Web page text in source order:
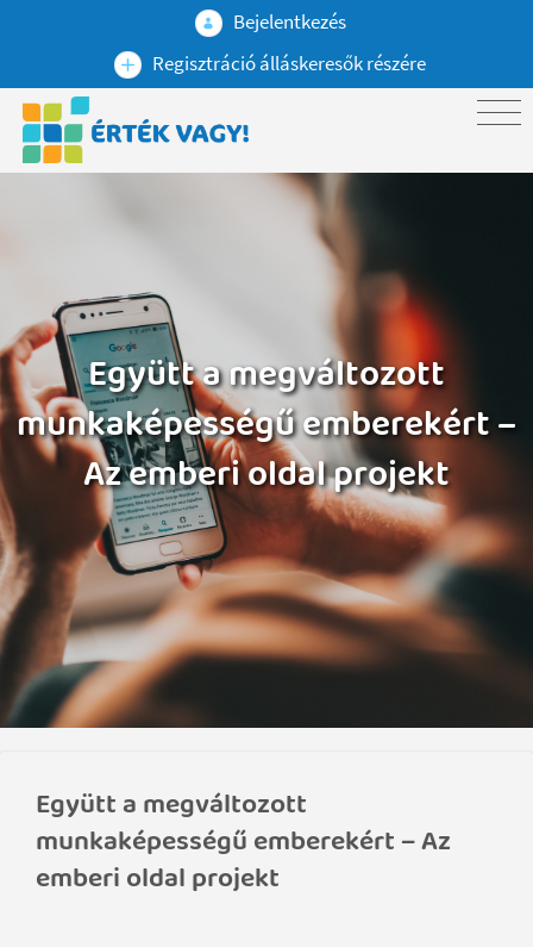
Bejelentkezés
Regisztráció álláskeresők részére
Együtt a megváltozott
munkaképességű emberekért –
Az emberi oldal projekt
Együtt a megváltozott
munkaképességű emberekért – Az
emberi oldal projekt